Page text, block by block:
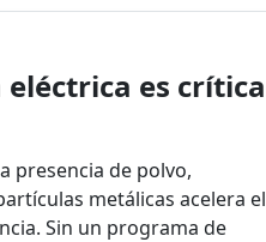
eléctrica es crítica
presencia de polvo,
metálicas acelera el
Sin un programa de